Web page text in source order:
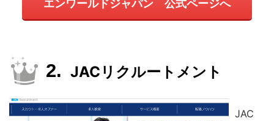
エンワールドジャパン 公式ページへ
JACリクルートメント
JAC